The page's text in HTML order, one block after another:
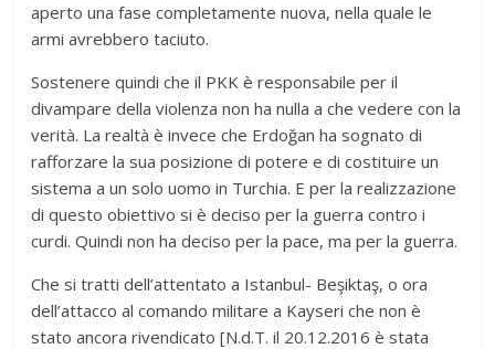
aperto una fase completamente nuova, nella quale le
armi avrebbero taciuto.
Sostenere quindi che il PKK è responsabile per il
divampare della violenza non ha nulla a che vedere con la
verità. La realtà è invece che Erdoğan ha sognato di
rafforzare la sua posizione di potere e di costituire un
sistema a un solo uomo in Turchia. E per la realizzazione
di questo obiettivo si è deciso per la guerra contro i
curdi. Quindi non ha deciso per la pace, ma per la guerra.
Che si tratti dell’attentato a Istanbul- Beşiktaş, o ora
dell’attacco al comando militare a Kayseri che non è
stato ancora rivendicato [N.d.T. il 20.12.2016 è stata